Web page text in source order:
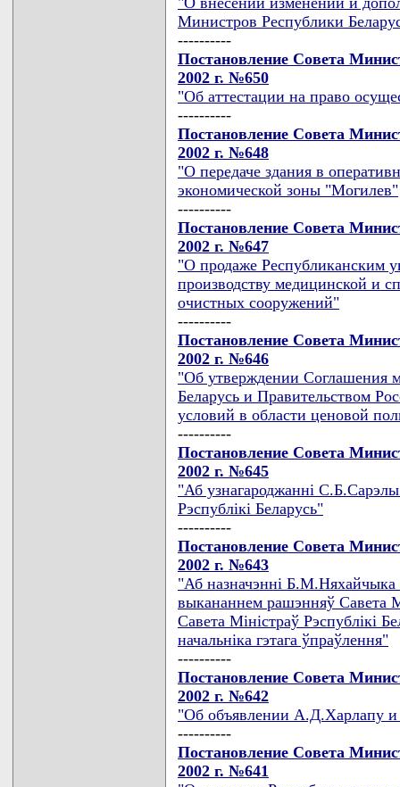
Министров Республики
----------
Постановление Совета
2002 г. №650
"Об аттестации на право
----------
Постановление Совета
2002 г. №648
"О передаче здания в
экономической зоны "Могилев"
----------
Постановление Совета
2002 г. №647
"О продаже Республиканским
производству медицинской и
очистных сооружений"
----------
Постановление Совета
2002 г. №646
"Об утверждении Соглашения
Беларусь и Правительством
условий в области ценовой
----------
Постановление Совета
2002 г. №645
"Аб узнагароджаннi
Рэспублiкi Беларусь"
----------
Постановление Совета
2002 г. №643
"Аб назначэннi Б.М.Няхайчыка
выкананнем рашэнняў Савета
Савета Мiнiстраў Рэспублiкi
начальнiка гэтага ўпраўлення"
----------
Постановление Совета
2002 г. №642
"Об объявлении А.Д.Харлапу
----------
Постановление Совета
2002 г. №641